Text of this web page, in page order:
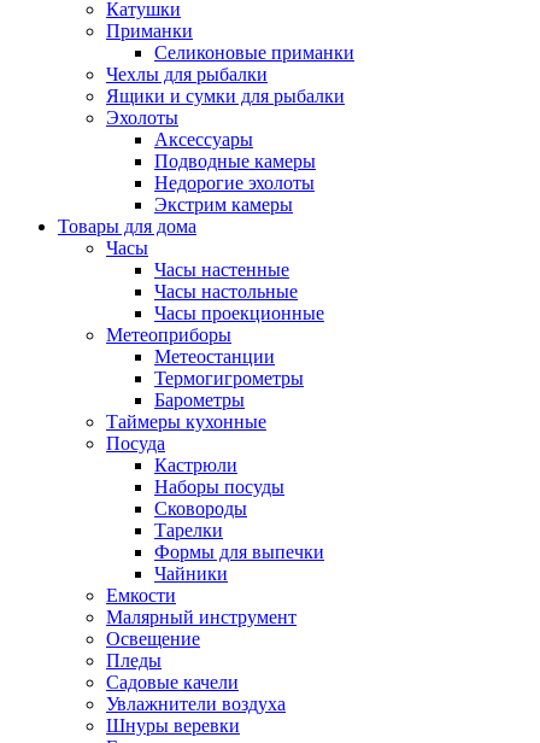
Катушки
Приманки
Селиконовые приманки
Чехлы для рыбалки
Ящики и сумки для рыбалки
Эхолоты
Аксессуары
Подводные камеры
Недорогие эхолоты
Экстрим камеры
Товары для дома
Часы
Часы настенные
Часы настольные
Часы проекционные
Метеоприборы
Метеостанции
Термогигрометры
Барометры
Таймеры кухонные
Посуда
Кастрюли
Наборы посуды
Сковороды
Тарелки
Формы для выпечки
Чайники
Емкости
Малярный инструмент
Освещение
Пледы
Садовые качели
Увлажнители воздуха
Шнуры веревки